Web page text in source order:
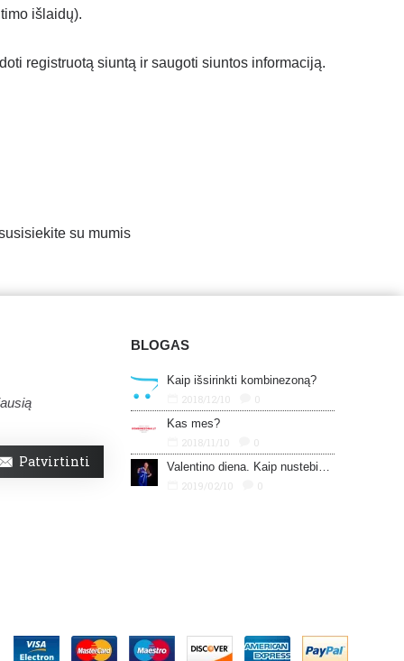
išlaidų).
registruotą siuntą ir saugoti siuntos informaciją.
su mumis
Patvirtinti
BLOGAS
Kaip išsirinkti kombinezoną?
2018/12/10
0
Kas mes?
2018/11/10
0
Valentino diena. Kaip nustebinti savo mylimąjį?
2019/02/10
0